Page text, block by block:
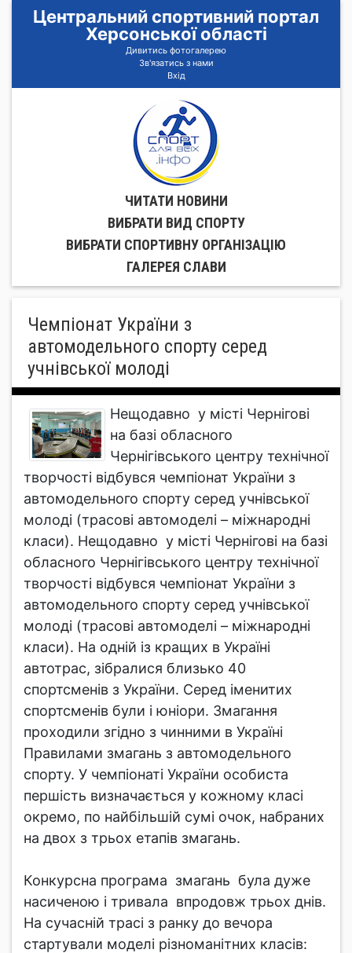
Центральний спортивний портал
Херсонської області
Дивитись фотогалерею
Зв'язатись з нами
Вхід
ЧИТАТИ НОВИНИ
ВИБРАТИ ВИД СПОРТУ
ВИБРАТИ СПОРТИВНУ ОРГАНIЗАЦIЮ
ГАЛЕРЕЯ СЛАВИ
Чемпіонат України з
автомодельного спорту серед
учнівської молоді
Нещодавно у місті Чернігові
на базі обласного
Чернігівського центру технічної
творчості відбувся чемпіонат України з
автомодельного спорту серед учнівської
молоді (трасові автомоделі – міжнародні
класи). Нещодавно у місті Чернігові на базі
обласного Чернігівського центру технічної
творчості відбувся чемпіонат України з
автомодельного спорту серед учнівської
молоді (трасові автомоделі – міжнародні
класи). На одній із кращих в Україні
автотрас, зібралися близько 40
спортсменів з України. Серед іменитих
спортсменів були і юніори. Змагання
проходили згідно з чинними в Україні
Правилами змагань з автомодельного
спорту. У чемпіонаті України особиста
першість визначається у кожному класі
окремо, по найбільшій сумі очок, набраних
на двох з трьох етапів змагань.
Конкурсна програма змагань була дуже
насиченою і тривала впродовж трьох днів.
На сучасній трасі з ранку до вечора
стартували моделі різноманітних класів: